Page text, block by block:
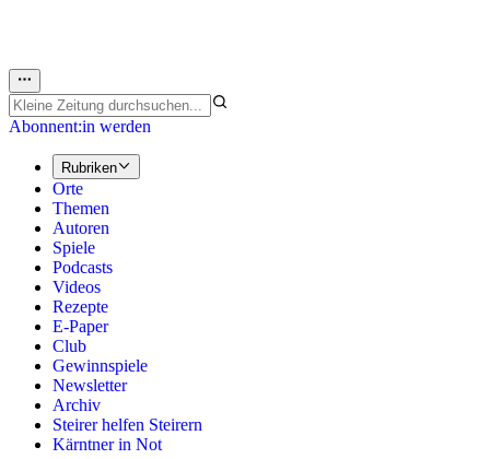
Abonnent:in werden
Rubriken
Orte
Themen
Autoren
Spiele
Podcasts
Videos
Rezepte
E-Paper
Club
Gewinnspiele
Newsletter
Archiv
Steirer helfen Steirern
Kärntner in Not